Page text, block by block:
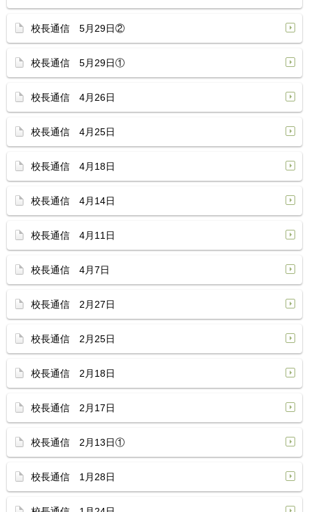
校長通信 5月29日②
校長通信 5月29日①
校長通信 4月26日
校長通信 4月25日
校長通信 4月18日
校長通信 4月14日
校長通信 4月11日
校長通信 4月7日
校長通信 2月27日
校長通信 2月25日
校長通信 2月18日
校長通信 2月17日
校長通信 2月13日①
校長通信 1月28日